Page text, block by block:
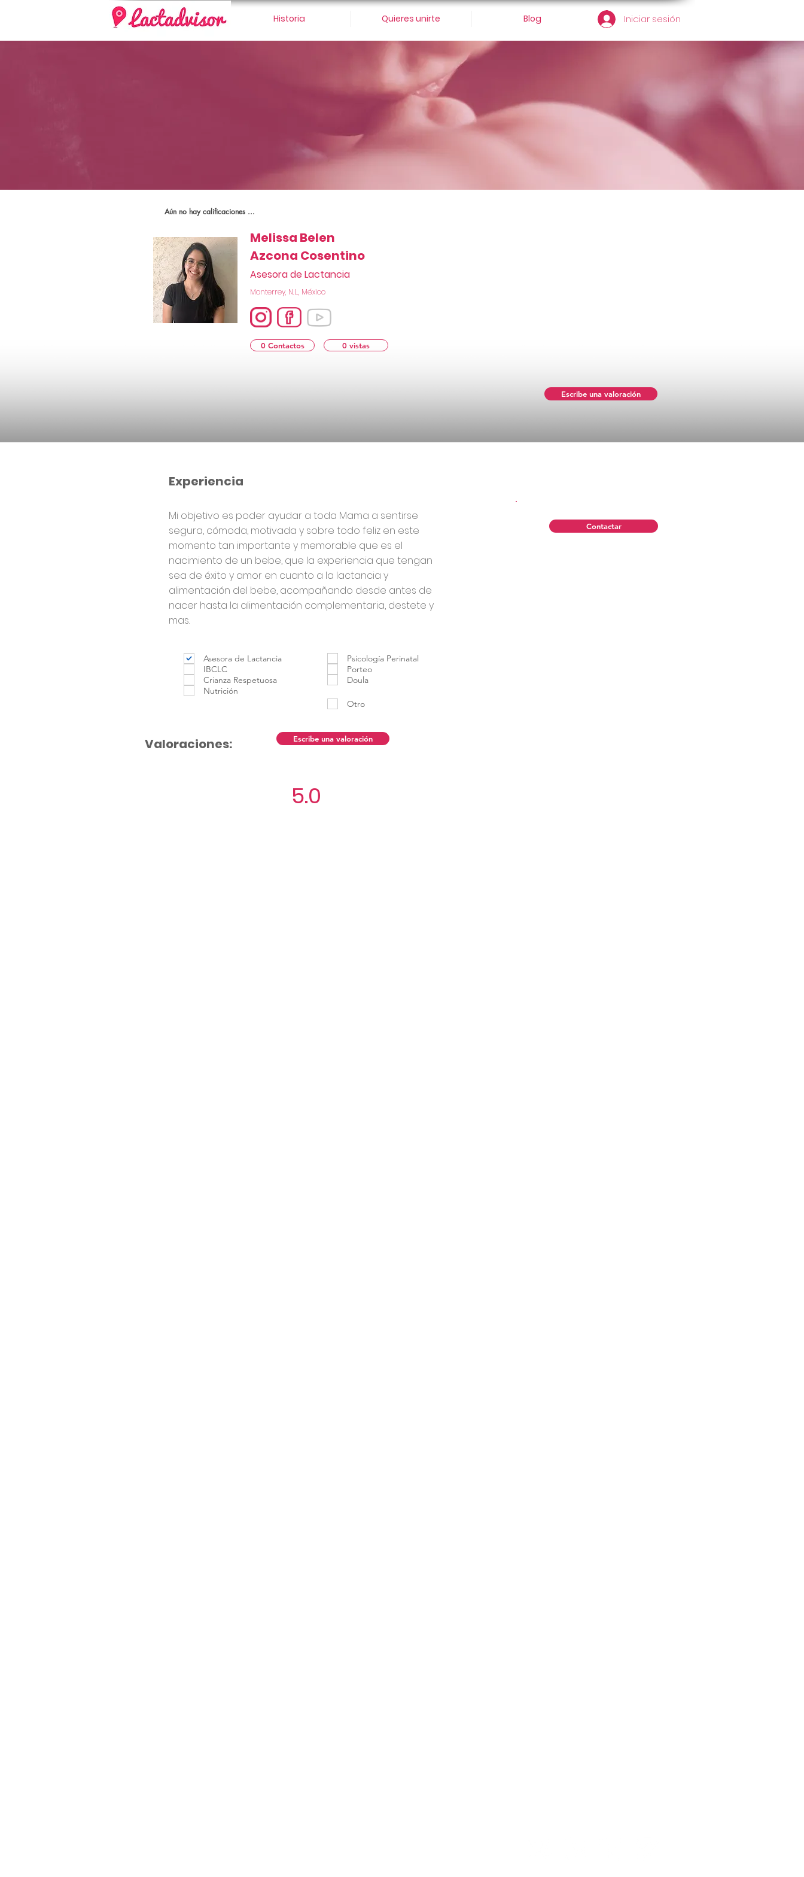
Iniciar sesión
Historia Quieres unirte Blog
Aún no hay calificaciones ...
Melissa Belen
Azcona Cosentino
Asesora de Lactancia
Monterrey, N.L., México
0 Contactos 0 vistas
Escribe una valoración
Mi objetivo es poder ayudar a toda Mama a sentirse
segura, cómoda, motivada y sobre todo feliz en este
momento tan importante y memorable que es el
nacimiento de un bebe, que la experiencia que tengan
sea de éxito y amor en cuanto a la lactancia y
alimentación del bebe, acompañando desde antes de
nacer hasta la alimentación complementaria, destete y
mas.
Asesora de Lactancia
IBCLC
Crianza Respetuosa
Nutrición
Psicología Perinatal
Porteo
Doula
Otro
Contactar
Experiencia
Valoraciones: Escribe una valoración
5.0